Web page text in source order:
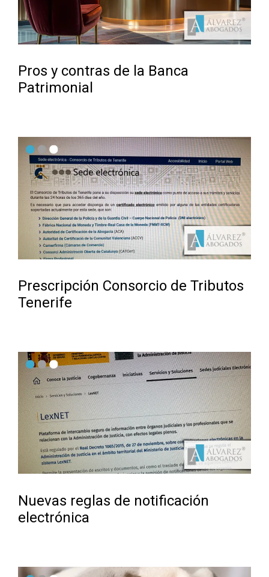
Pros y contras de la Banca
Patrimonial
Prescripción Consorcio de Tributos
Tenerife
Nuevas reglas de notificación
electrónica